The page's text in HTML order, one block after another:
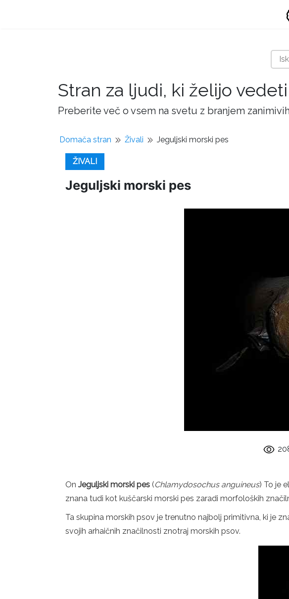
Stran za ljudi, ki želijo
Preberite več o vsem na svetu z branjem
Domača stran Živali Jeguljski morski pes
ŽIVALI
Jeguljski morski pes
On Jeguljski morski pes (Chlamydosochus anguineus) To je
znana tudi kot kuščarski morski pes zaradi morfoloških
Ta skupina morskih psov je trenutno najbolj primitivna, ki je
svojih arhaičnih značilnosti znotraj morskih psov.